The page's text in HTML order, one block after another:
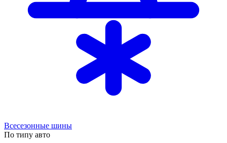
Всесезонные шины
По типу авто